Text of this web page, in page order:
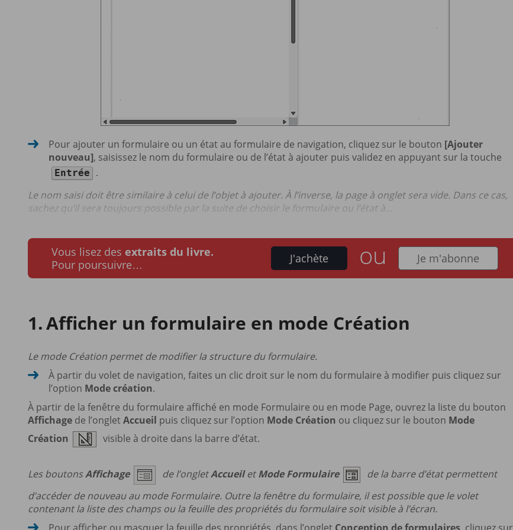
Pour ajouter un formulaire ou un état au formulaire de navigation, cliquez sur le bouton [Ajouter
nouveau], saisissez le nom du formulaire ou de l’état à ajouter puis validez en appuyant sur la touche
Entrée
.
Le nom saisi doit être similaire à celui de l’objet à ajouter. À l’inverse, la page à onglet sera vide. Dans ce cas,
sachez qu’il sera toujours possible par la suite de choisir le formulaire ou l’état à...
Vous lisez des extraits du livre.
Pour poursuivre…
J'achète ou Je m'abonne
Afficher un formulaire en mode Création
Le mode Création permet de modifier la structure du formulaire.
À partir du volet de navigation, faites un clic droit sur le nom du formulaire à modifier puis cliquez sur
l’option Mode création.
À partir de la fenêtre du formulaire affiché en mode Formulaire ou en mode Page, ouvrez la liste du bouton
Affichage de l’ongletAccueil puis cliquez sur l’option Mode Création ou cliquez sur le bouton Mode
Création
visible à droite dans la barre d’état.
Les boutonsAffichage de l’ongletAccueiletMode Formulaire
de la barre d’état permettent
d’accéder de nouveau au mode Formulaire. Outre la fenêtre du formulaire, il est possible que le volet
contenant la liste des champs ou la feuille des propriétés du formulaire soit visible à l’écran.